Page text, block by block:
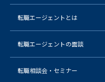
転職エージェントとは
転職エージェントの面談
転職相談会・セミナー